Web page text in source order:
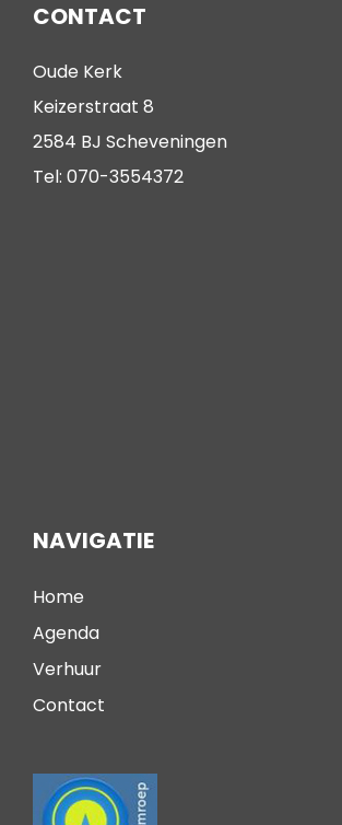
CONTACT
Oude Kerk
Keizerstraat 8
2584 BJ Scheveningen
Tel: 070-3554372
NAVIGATIE
Home
Agenda
Verhuur
Contact